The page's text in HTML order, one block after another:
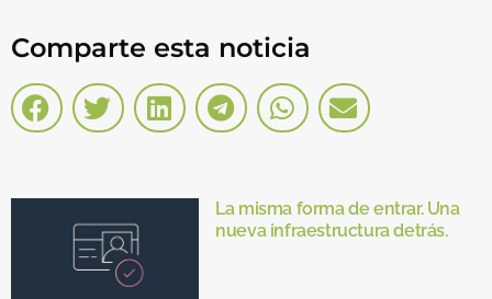
Comparte esta noticia
La misma forma de entrar. Una
nueva infraestructura detrás.